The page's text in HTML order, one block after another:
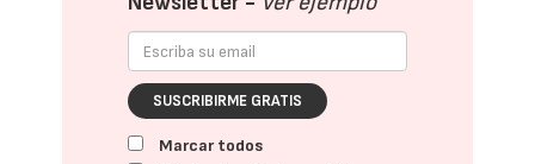
SUSCRIBIRME GRATIS
Marcar todos